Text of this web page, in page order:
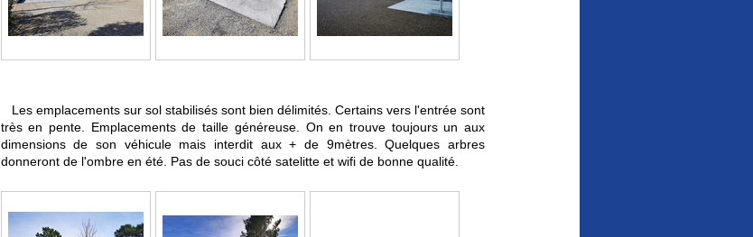
Les emplacements sur sol stabilisés sont bien délimités. Certains vers l'entrée sont
très en pente. Emplacements de taille généreuse. On en trouve toujours un aux
dimensions de son véhicule mais interdit aux + de 9mètres. Quelques arbres
donneront de l'ombre en été. Pas de souci côté satelitte et wifi de bonne qualité.